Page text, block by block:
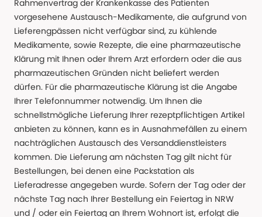
Rahmenvertrag der Krankenkasse des Patienten
vorgesehene Austausch-Medikamente, die aufgrund von
Lieferengpässen nicht verfügbar sind, zu kühlende
Medikamente, sowie Rezepte, die eine pharmazeutische
Klärung mit Ihnen oder Ihrem Arzt erfordern oder die aus
pharmazeutischen Gründen nicht beliefert werden
dürfen. Für die pharmazeutische Klärung ist die Angabe
Ihrer Telefonnummer notwendig. Um Ihnen die
schnellstmögliche Lieferung Ihrer rezeptpflichtigen Artikel
anbieten zu können, kann es in Ausnahmefällen zu einem
nachträglichen Austausch des Versanddienstleisters
kommen. Die Lieferung am nächsten Tag gilt nicht für
Bestellungen, bei denen eine Packstation als
Lieferadresse angegeben wurde. Sofern der Tag oder der
nächste Tag nach Ihrer Bestellung ein Feiertag in NRW
und / oder ein Feiertag an Ihrem Wohnort ist, erfolgt die